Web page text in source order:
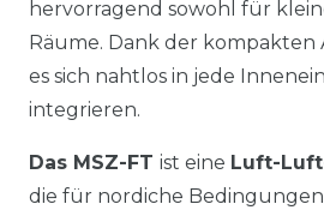
hervorragend sowohl für
Räume. Dank der kompakten
es sich nahtlos in jede
integrieren.
Das MSZ-FT ist eine Luft-
die für nordiche